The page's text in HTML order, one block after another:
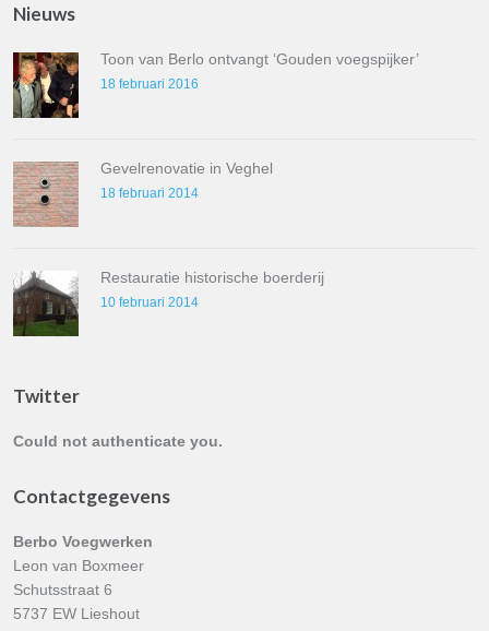
Nieuws
Toon van Berlo ontvangt ‘Gouden voegspijker’
18 februari 2016
Gevelrenovatie in Veghel
18 februari 2014
Restauratie historische boerderij
10 februari 2014
Twitter
Could not authenticate you.
Contactgegevens
Berbo Voegwerken
Leon van Boxmeer
Schutsstraat 6
5737 EW Lieshout